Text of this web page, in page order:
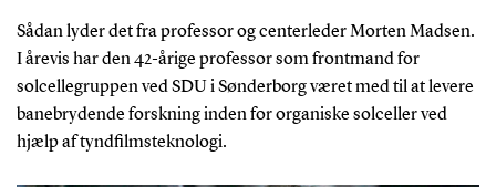
Sådan lyder det fra professor og centerleder Morten Madsen.
I årevis har den 42-årige professor som frontmand for
solcellegruppen ved SDU i Sønderborg været med til at levere
banebrydende forskning inden for organiske solceller ved
hjælp af tyndfilmsteknologi.